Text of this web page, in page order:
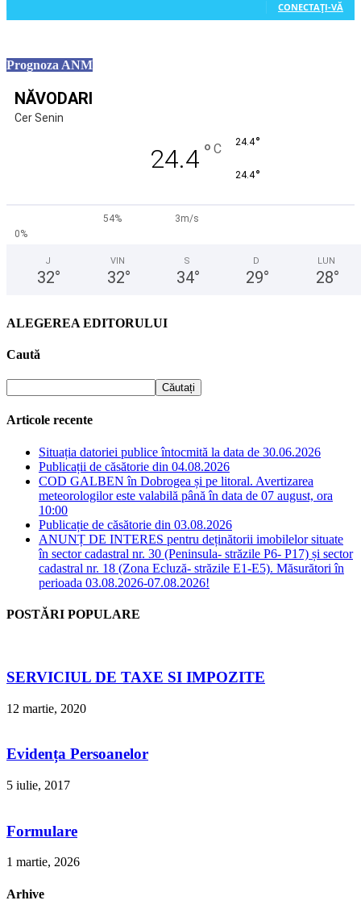
CONECTAȚI-VĂ
Prognoza ANM
NĂVODARI
Cer Senin
24.4 ° C 24.4°
24.4°
54%
3m/s
0%
J
32°
VIN
32°
S
34°
D
29°
LUN
28°
ALEGEREA EDITORULUI
Caută
Articole recente
Situația datoriei publice întocmită la data de 30.06.2026
Publicații de căsătorie din 04.08.2026
COD GALBEN în Dobrogea și pe litoral. Avertizarea
meteorologilor este valabilă până în data de 07 august, ora
10:00
Publicație de căsătorie din 03.08.2026
ANUNȚ DE INTERES pentru deținătorii imobilelor situate
în sector cadastral nr. 30 (Peninsula- străzile P6- P17) și sector
cadastral nr. 18 (Zona Ecluză- străzile E1-E5). Măsurători în
perioada 03.08.2026-07.08.2026!
POSTĂRI POPULARE
SERVICIUL DE TAXE SI IMPOZITE
12 martie, 2020
Evidența Persoanelor
5 iulie, 2017
Formulare
1 martie, 2026
Arhive